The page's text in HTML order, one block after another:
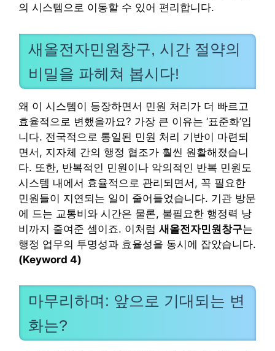
의 시스템으로 이동할 수 있어 편리합니다.
새올전자민원창구, 시간 절약의
비밀을 파헤쳐 봅시다!
왜 이 시스템이 등장하면서 민원 처리가 더 빠르고
효율적으로 변했을까요? 가장 큰 이유는 ‘표준화’입
니다. 전국적으로 통일된 민원 처리 기반이 마련되
면서, 지자체 간의 행정 협조가 훨씬 원활해졌습니
다. 또한, 반복적인 민원이나 악의적인 반복 민원도
시스템 내에서 효율적으로 관리되면서, 꼭 필요한
민원들이 지연되는 일이 줄어들었습니다. 기관 방문
에 드는 교통비와 시간은 물론, 불필요한 행정력 낭
비까지 줄여준 셈이죠. 이처럼 새올전자민원창구는
행정 업무의 투명성과 효율성을 동시에 잡았습니다.
(Keyword 4)
마무리하며: 앞으로 기대되는 변
화는?